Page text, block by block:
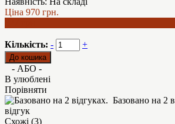
Ціна 970 грн.
Кількість: - +
- АБО -
В улюблені
Порівняти
Базовано на 2
відгук
Схожі (3)